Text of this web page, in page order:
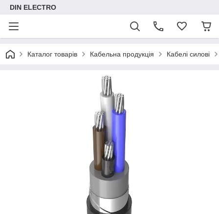
DIN ELECTRO
Каталог товарів Кабельна продукція Кабелі силові